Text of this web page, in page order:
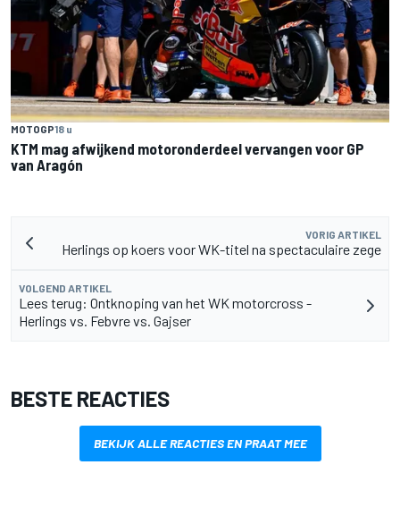
MOTOGP18 u
KTM mag afwijkend motoronderdeel vervangen voor GP
van Aragón
VORIG ARTIKEL
Herlings op koers voor WK-titel na spectaculaire zege
VOLGEND ARTIKEL
Lees terug: Ontknoping van het WK motorcross -
Herlings vs. Febvre vs. Gajser
BESTE REACTIES
BEKIJK ALLE REACTIES EN PRAAT MEE